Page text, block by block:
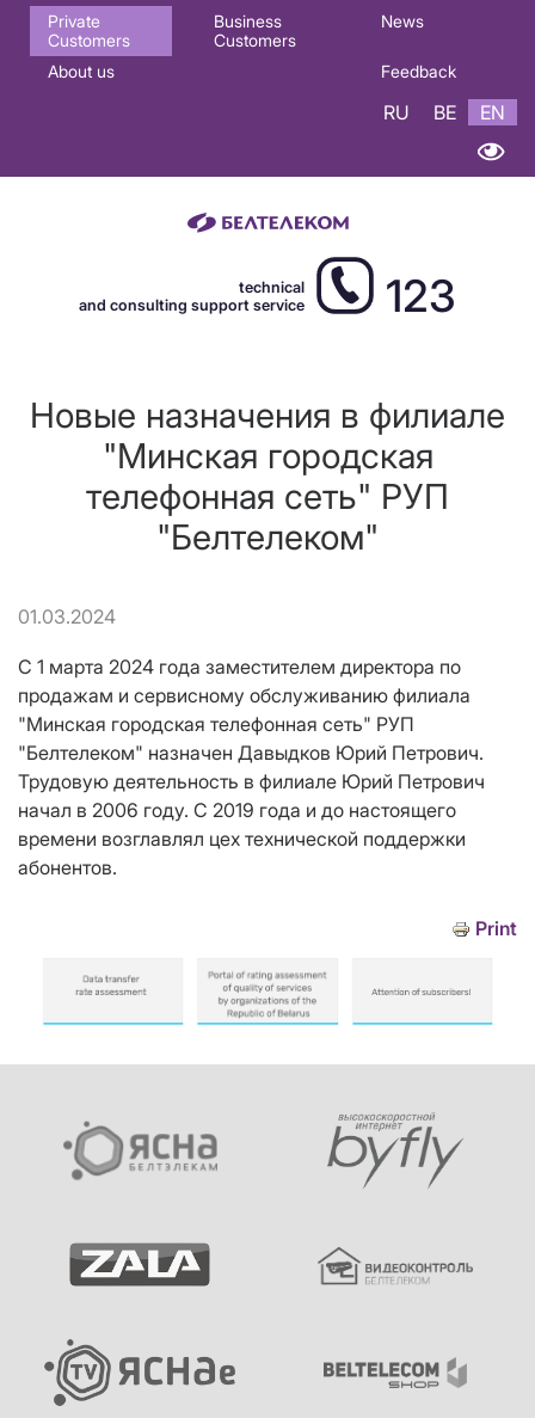
Основная
навигация
Private
Customers
Business
Customers
News
About us Feedback
RU BE EN
technical
and consulting support service
123
Новые назначения в филиале
"Минская городская
телефонная сеть" РУП
"Белтелеком"
01.03.2024
С 1 марта 2024 года заместителем директора по
продажам и сервисному обслуживанию филиала
"Минская городская телефонная сеть" РУП
"Белтелеком" назначен Давыдков Юрий Петрович.
Трудовую деятельность в филиале Юрий Петрович
начал в 2006 году. С 2019 года и до настоящего
времени возглавлял цех технической поддержки
абонентов.
Print